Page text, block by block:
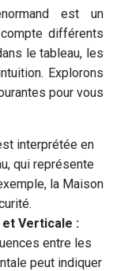
est un
différents
le tableau, les
Explorons
pour vous
interprétée en
qui représente
la Maison
Verticale :
entre les
peut indiquer